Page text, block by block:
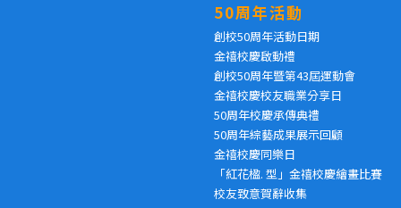
50周年活動
創校50周年活動日期
金禧校慶啟動禮
創校50周年暨第43屆運動會
金禧校慶校友職業分享日
50周年校慶承傳典禮
50周年綜藝成果展示回顧
金禧校慶同樂日
「紅花楹. 型」金禧校慶繪畫比賽
校友致意賀辭收集